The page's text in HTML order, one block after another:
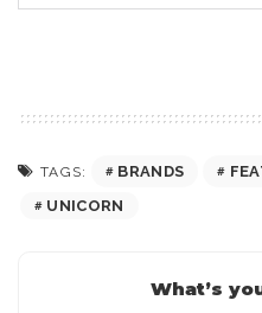
TAGS: BRANDS
UNICORN
What’s